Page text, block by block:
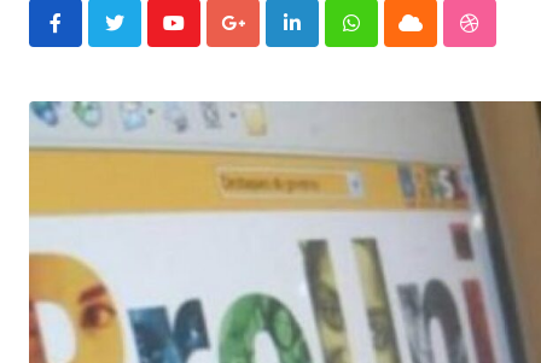
YoutubeGoogle+LinkedInWhatsappCloud